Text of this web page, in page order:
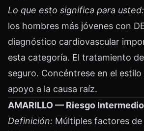
Lo que esto significa para usted:
los hombres más jóvenes con
diagnóstico cardiovascular
esta categoría. El tratamiento
seguro. Concéntrese en el estilo
apoyo a la causa raíz.
AMARILLO — Riesgo Intermedio
Definición: Múltiples factores de